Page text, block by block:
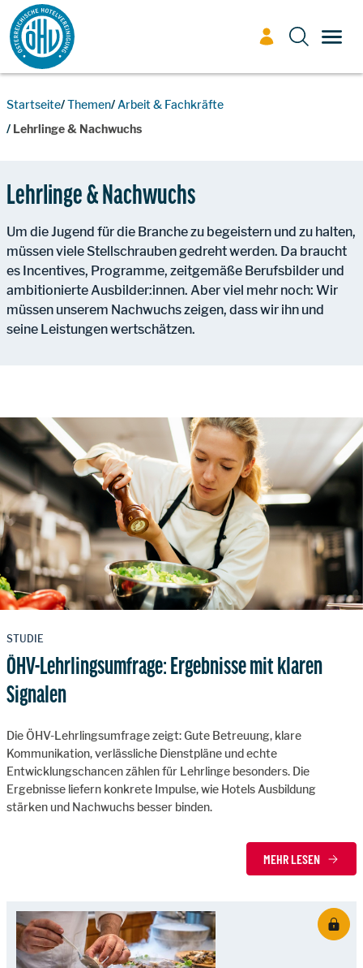
Zum Inhalt
Startseite Themen Arbeit & Fachkräfte
Lehrlinge & Nachwuchs
Lehrlinge & Nachwuchs
Um die Jugend für die Branche zu begeistern und zu halten,
müssen viele Stellschrauben gedreht werden. Da braucht
es Incentives, Programme, zeitgemäße Berufsbilder und
ambitionierte Ausbilder:innen. Aber viel mehr noch: Wir
müssen unserem Nachwuchs zeigen, dass wir ihn und
seine Leistungen wertschätzen.
STUDIE
ÖHV-Lehrlingsumfrage: Ergebnisse mit klaren
Signalen
Die ÖHV-Lehrlingsumfrage zeigt: Gute Betreuung, klare
Kommunikation, verlässliche Dienstpläne und echte
Entwicklungschancen zählen für Lehrlinge besonders. Die
Ergebnisse liefern konkrete Impulse, wie Hotels Ausbildung
stärken und Nachwuchs besser binden.
MEHR LESEN